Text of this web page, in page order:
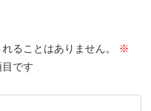
ることはありません。
※
です